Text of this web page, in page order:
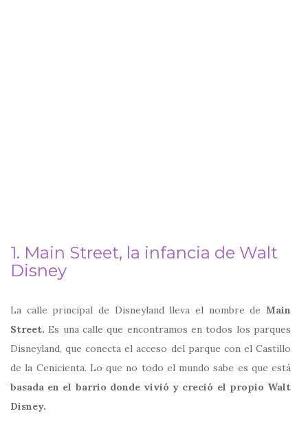
1. Main Street, la infancia de Walt
Disney
La calle principal de Disneyland lleva el nombre de Main
Street. Es una calle que encontramos en todos los parques
Disneyland, que conecta el acceso del parque con el Castillo
de la Cenicienta. Lo que no todo el mundo sabe es que está
basada en el barrio donde vivió y creció el propio Walt
Disney.